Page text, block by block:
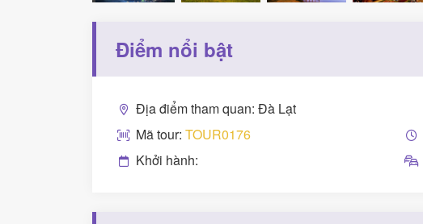
Điểm nổi bật
Địa điểm tham quan: Đà Lạt
Mã tour: TOUR0176
Khởi hành: